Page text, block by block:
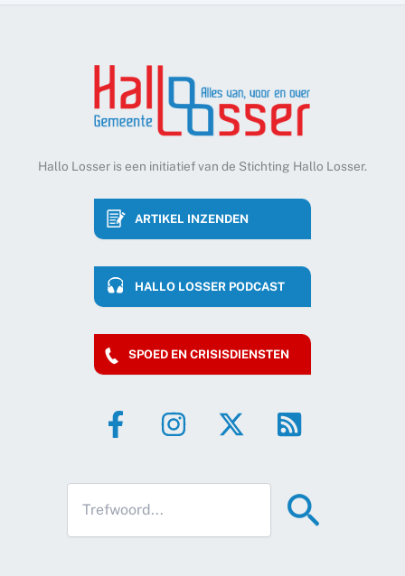
Hallo Losser is een initiatief van de Stichting Hallo Losser.
ARTIKEL INZENDEN
HALLO LOSSER PODCAST
SPOED EN CRISISDIENSTEN